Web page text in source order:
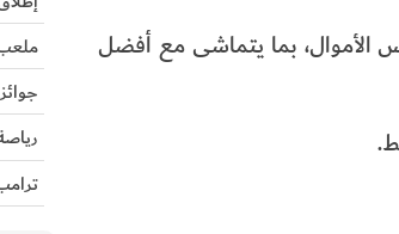
الأموال، بما يتماشى مع أفضل